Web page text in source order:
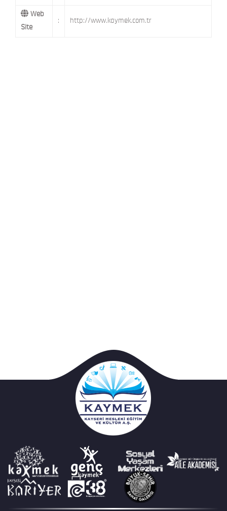
Web
Site
: http://www.kaymek.com.tr